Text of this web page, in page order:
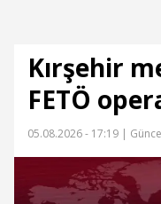
Kırşehir
FETÖ
05.08.2026 - 17:19 |